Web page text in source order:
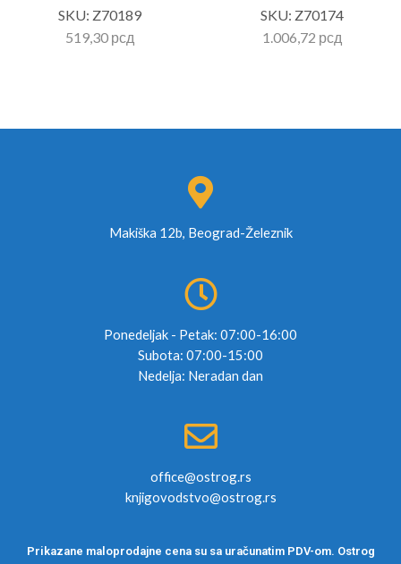
SKU: Z70189
519,30 рсд
SKU: Z70174
1.006,72 рсд
Makiška 12b, Beograd-Železnik
Ponedeljak - Petak: 07:00-16:00
Subota: 07:00-15:00
Nedelja: Neradan dan
office@ostrog.rs
knjigovodstvo@ostrog.rs
Prikazane maloprodajne cena su sa uračunatim PDV-om. Ostrog